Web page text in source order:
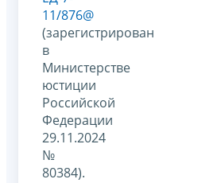
11/876@
(зарегистрирован
в
Министерстве
юстиции
Российской
Федерации
29.11.2024
№
80384).